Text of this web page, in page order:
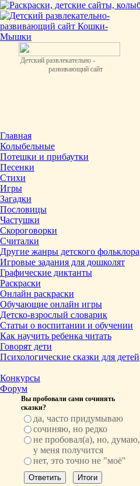
Детский развлекательно -
развивающий сайт
Главная
Колыбельные
Потешки и прибаутки
Песенки
Стихи
Игры
Загадки
Пословицы
Частушки
Скороговорки
Считалки
Другие жанры детского фольклора
Игровые задания для дошколят
Графические диктанты
Раскраски
Онлайн раскраски
Обучающие онлайн игры
Детско-взрослый словарик
Статьи о воспитании и обучении
Как научить ребенка читать
Говорят дети
Психологические сказки для детей
Конкурсы
Форум
Вы пробовали сами сочинять
сказки?
да, часто придумываю
сочиняю, но редко
не пробовал(а), но, думаю,
у меня получится
нет, это точно не "моё"